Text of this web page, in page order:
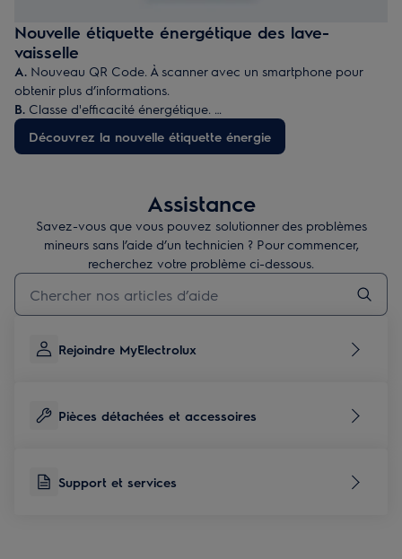
Nouvelle étiquette énergétique des lave-
vaisselle
A. Nouveau QR Code. À scanner avec un smartphone pour
obtenir plus d’informations.
B. Classe d'efficacité énergétique.
C.
Consommation en électricité en kWh/100 cycles (programme
Eco).
Consommation en eau en litres/cycle (programme Eco).
Niveau sonore exprimé en dB (A) et catégorie de niveau
sonore.
Découvrez la nouvelle étiquette énergie
Assistance
Savez-vous que vous pouvez solutionner des problèmes
mineurs sans l’aide d’un technicien ? Pour commencer,
recherchez votre problème ci-dessous.
Taper pour rechercher des articles de conseils
Rejoindre MyElectrolux
Pièces détachées et accessoires
Support et services